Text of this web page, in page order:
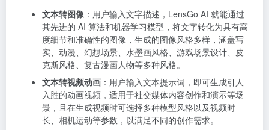
文本转图像 ：用户输入文字描述，LensGo AI 就能通过
其先进的 AI 算法和机器学习模型，将文字转化为具有高
度细节和准确性的图像，生成的图像风格多样，涵盖写
实、动漫、幻想场景、水墨画风格、游戏场景设计、皮
克斯风格、复古漫画人物等多种风格。
文本转视频动画 ：用户输入文本提示词，即可生成引人
入胜的动画视频，适用于社交媒体内容创作和演示等场
景，且在生成视频时可选择多种模型风格以及视频时
长、相机运动等参数，以满足不同的创作需求。